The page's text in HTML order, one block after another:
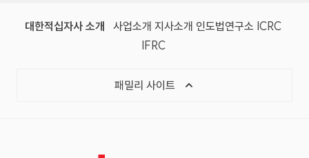
대한적십자사 소개 (새 창)
사업소개 (새 창)
지사소개 (새 창)
인도법연구소 (새 창)
ICRC(국제
IFRC(국제적십자사연맹, 새 창)
패밀리 사이트 목록 열기